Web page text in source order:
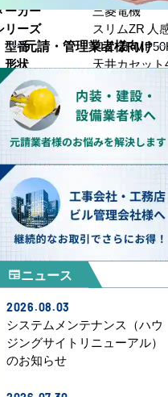
ーカー
三菱電機
リーズ
スリムZR 人
型番
PLZ-
形状
天井カセッ
（能力）
房能力
房能力
タイプ
三相200V
ンタイプ
ワイヤードリ
機サイズ
機サイズ
機重量
機重量
スペック・セット内容・画
証をいたしかねます。
合わせください。
覧 ※馬力・型番・
って付いていない
元請・管理業者様向け
newspaperニュース
2026.08.03
システムメンテナンス（ハウ
ジングサイトリニューアル）
のお知らせ